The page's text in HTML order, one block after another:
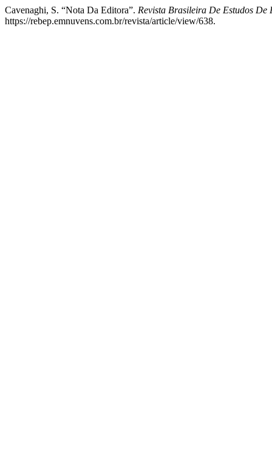
Cavenaghi, S. “Nota Da Editora”. Revista Brasileira De Estudos De
https://rebep.emnuvens.com.br/revista/article/view/638.